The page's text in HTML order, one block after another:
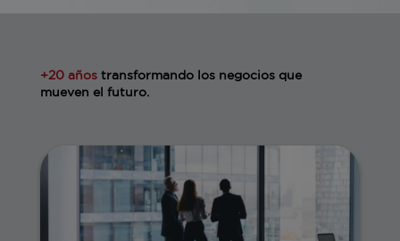
+20 años transformando los negocios que
mueven el futuro.